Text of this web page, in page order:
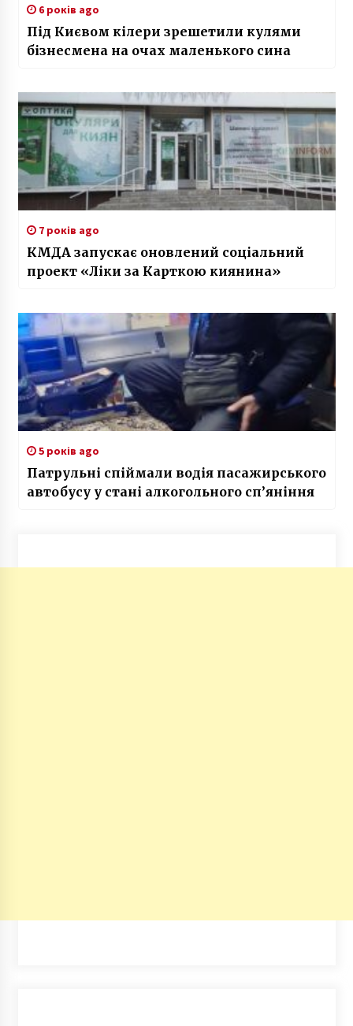
6 років ago
Під Києвом кілери зрешетили кулями
бізнесмена на очах маленького сина
7 років ago
КМДА запускає оновлений соціальний
проект «Ліки за Карткою киянина»
5 років ago
Патрульні спіймали водія пасажирського
автобусу у стані алкогольного сп’яніння